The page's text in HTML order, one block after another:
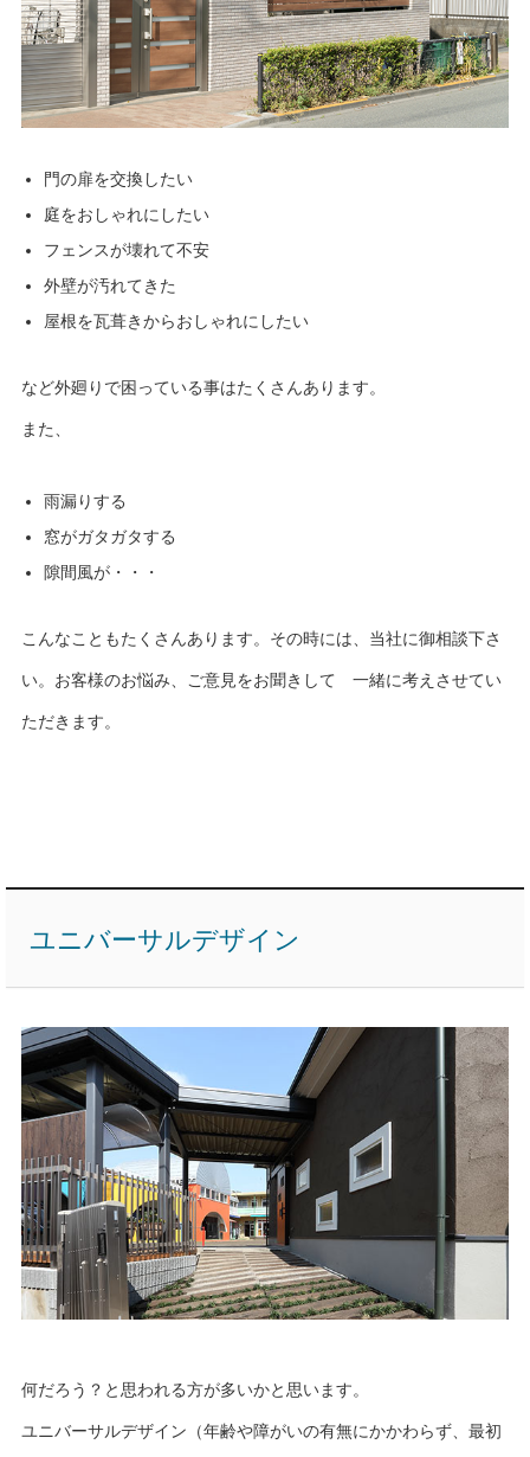
門の扉を交換したい
庭をおしゃれにしたい
フェンスが壊れて不安
外壁が汚れてきた
屋根を瓦葺きからおしゃれにしたい
など外廻りで困っている事はたくさんあります。
また、
雨漏りする
窓がガタガタする
隙間風が・・・
こんなこともたくさんあります。その時には、当社に御相談下さ
い。お客様のお悩み、ご意見をお聞きして 一緒に考えさせてい
ただきます。
ユニバーサルデザイン
何だろう？と思われる方が多いかと思います。
ユニバーサルデザイン（年齢や障がいの有無にかかわらず、最初